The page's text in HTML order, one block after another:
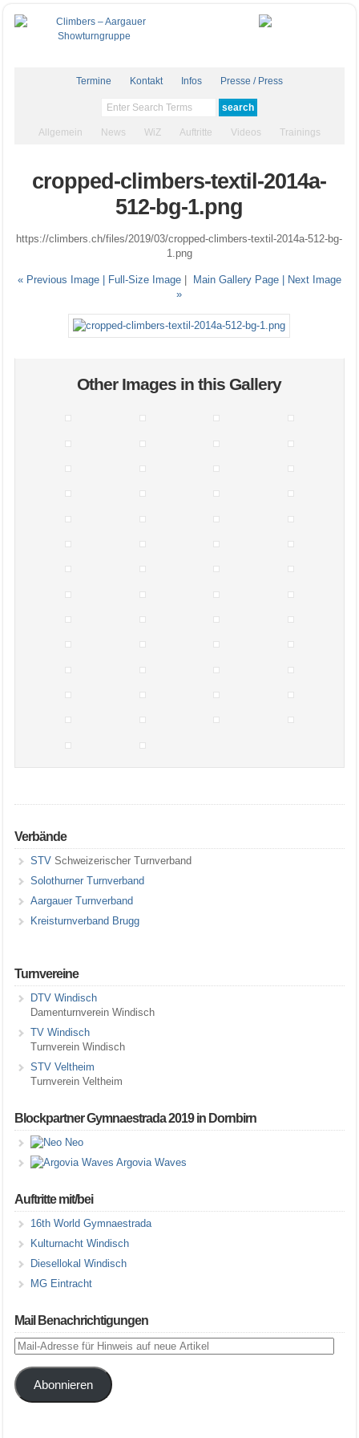
Termine Kontakt Infos Presse / Press
Allgemein News WiZ Auftritte Videos Trainings
cropped-climbers-textil-2014a-
512-bg-1.png
https://climbers.ch/files/2019/03/cropped-climbers-textil-2014a-512-bg-
1.png
« Previous Image | Full-Size Image| Main Gallery Page
| Next Image
»
Other Images in this Gallery
Verbände
STVSchweizerischer Turnverband
Solothurner Turnverband
Aargauer Turnverband
Kreisturnverband Brugg
Turnvereine
DTV Windisch
Damenturnverein Windisch
TV Windisch
Turnverein Windisch
STV Veltheim
Turnverein Veltheim
Blockpartner Gymnaestrada 2019 in Dornbirn
Neo
Argovia Waves
Auftritte mit/bei
16th World Gymnaestrada
Kulturnacht Windisch
Diesellokal Windisch
MG Eintracht
Mail Benachrichtigungen
Mail-
Adresse
für
Hinweis
auf
Abonnieren